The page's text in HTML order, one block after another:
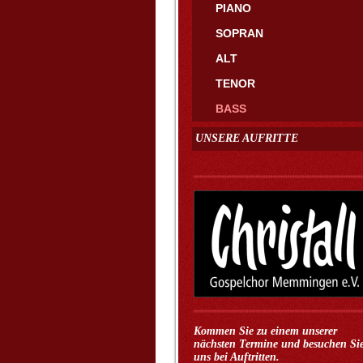
PIANO
SOPRAN
ALT
TENOR
BASS
UNSERE AUFRITTE
Kommen Sie zu einem unserer
nächsten Termine und besuchen
uns bei Auftritten.